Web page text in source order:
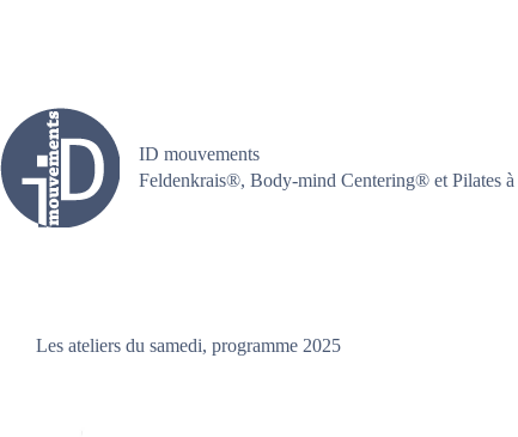
ID mouvements
Feldenkrais®, Body-mind Centering® et Pilates à
Les ateliers du samedi, programme 2025